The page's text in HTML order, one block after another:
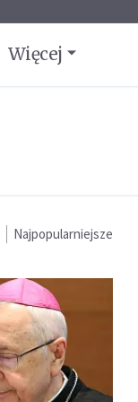
Więcej
Najpopularniejsze